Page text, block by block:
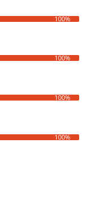
100%
100%
100%
100%